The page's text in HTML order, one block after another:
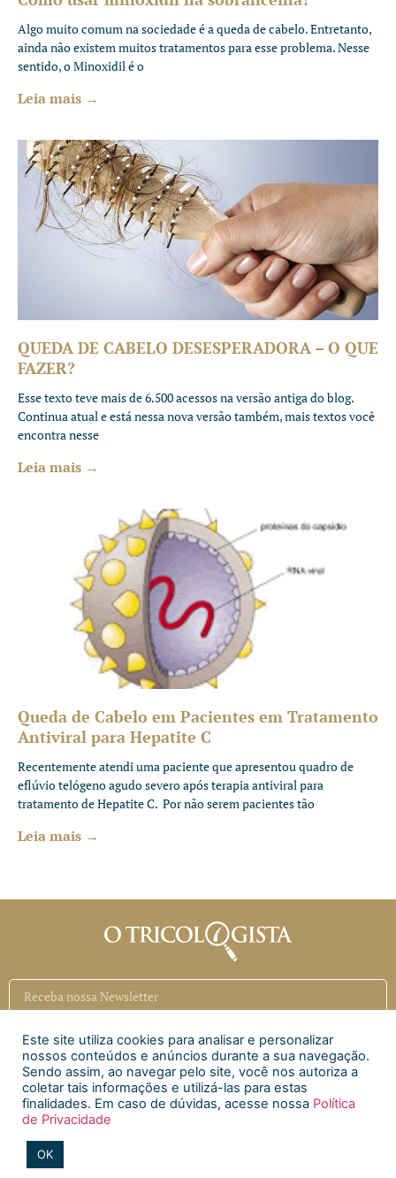
Algo muito comum na sociedade é a queda de cabelo. Entretanto,
ainda não existem muitos tratamentos para esse problema. Nesse
sentido, o Minoxidil é o
Leia mais →
QUEDA DE CABELO DESESPERADORA – O QUE
FAZER?
Esse texto teve mais de 6.500 acessos na versão antiga do blog.
Continua atual e está nessa nova versão também, mais textos você
encontra nesse
Leia mais →
Queda de Cabelo em Pacientes em Tratamento
Antiviral para Hepatite C
Recentemente atendi uma paciente que apresentou quadro de
eflúvio telógeno agudo severo após terapia antiviral para
tratamento de Hepatite C. Por não serem pacientes tão
Leia mais →
Inscrever
Siga a CAECI
Siga a Clínica Htri
Este site utiliza cookies para analisar e personalizar
nossos conteúdos e anúncios durante a sua navegação.
Sendo assim, ao navegar pelo site, você nos autoriza a
coletar tais informações e utilizá-las para estas
finalidades. Em caso de dúvidas, acesse nossa Política
de Privacidade
OK